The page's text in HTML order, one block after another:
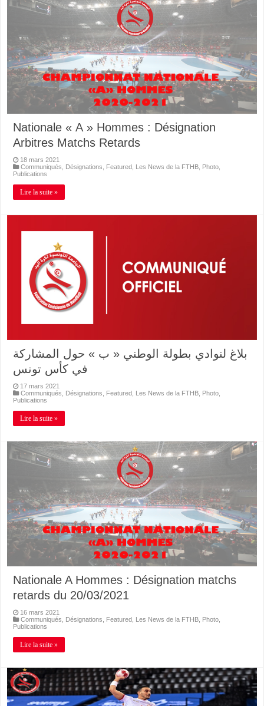
Nationale « A » Hommes : Désignation
Arbitres Matchs Retards
18 mars 2021
Communiqués
Désignations Featured Les News de la FTHB Photo
Publications
Lire la suite »
بلاغ لنوادي بطولة الوطني « ب » حول المشاركة
في كأس تونس
17 mars 2021
Communiqués
Désignations Featured Les News de la FTHB Photo
Publications
Lire la suite »
Nationale A Hommes : Désignation matchs
retards du 20/03/2021
16 mars 2021
Communiqués
Désignations Featured Les News de la FTHB Photo
Publications
Lire la suite »